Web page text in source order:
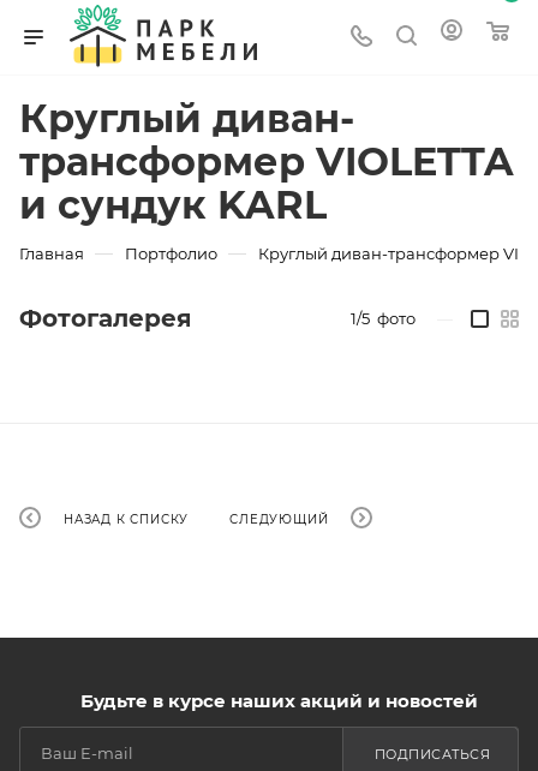
Круглый диван-
трансформер VIOLETTA
и сундук KARL
Главная — Портфолио — Круглый диван-трансформер
Фотогалерея 1/5 фото
НАЗАД К СПИСКУ СЛЕДУЮЩИЙ
Будьте в курсе наших акций и новостей
ПОДПИСАТЬСЯ